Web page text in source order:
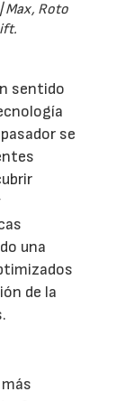
Max, Roto
sentido
se
una
de la